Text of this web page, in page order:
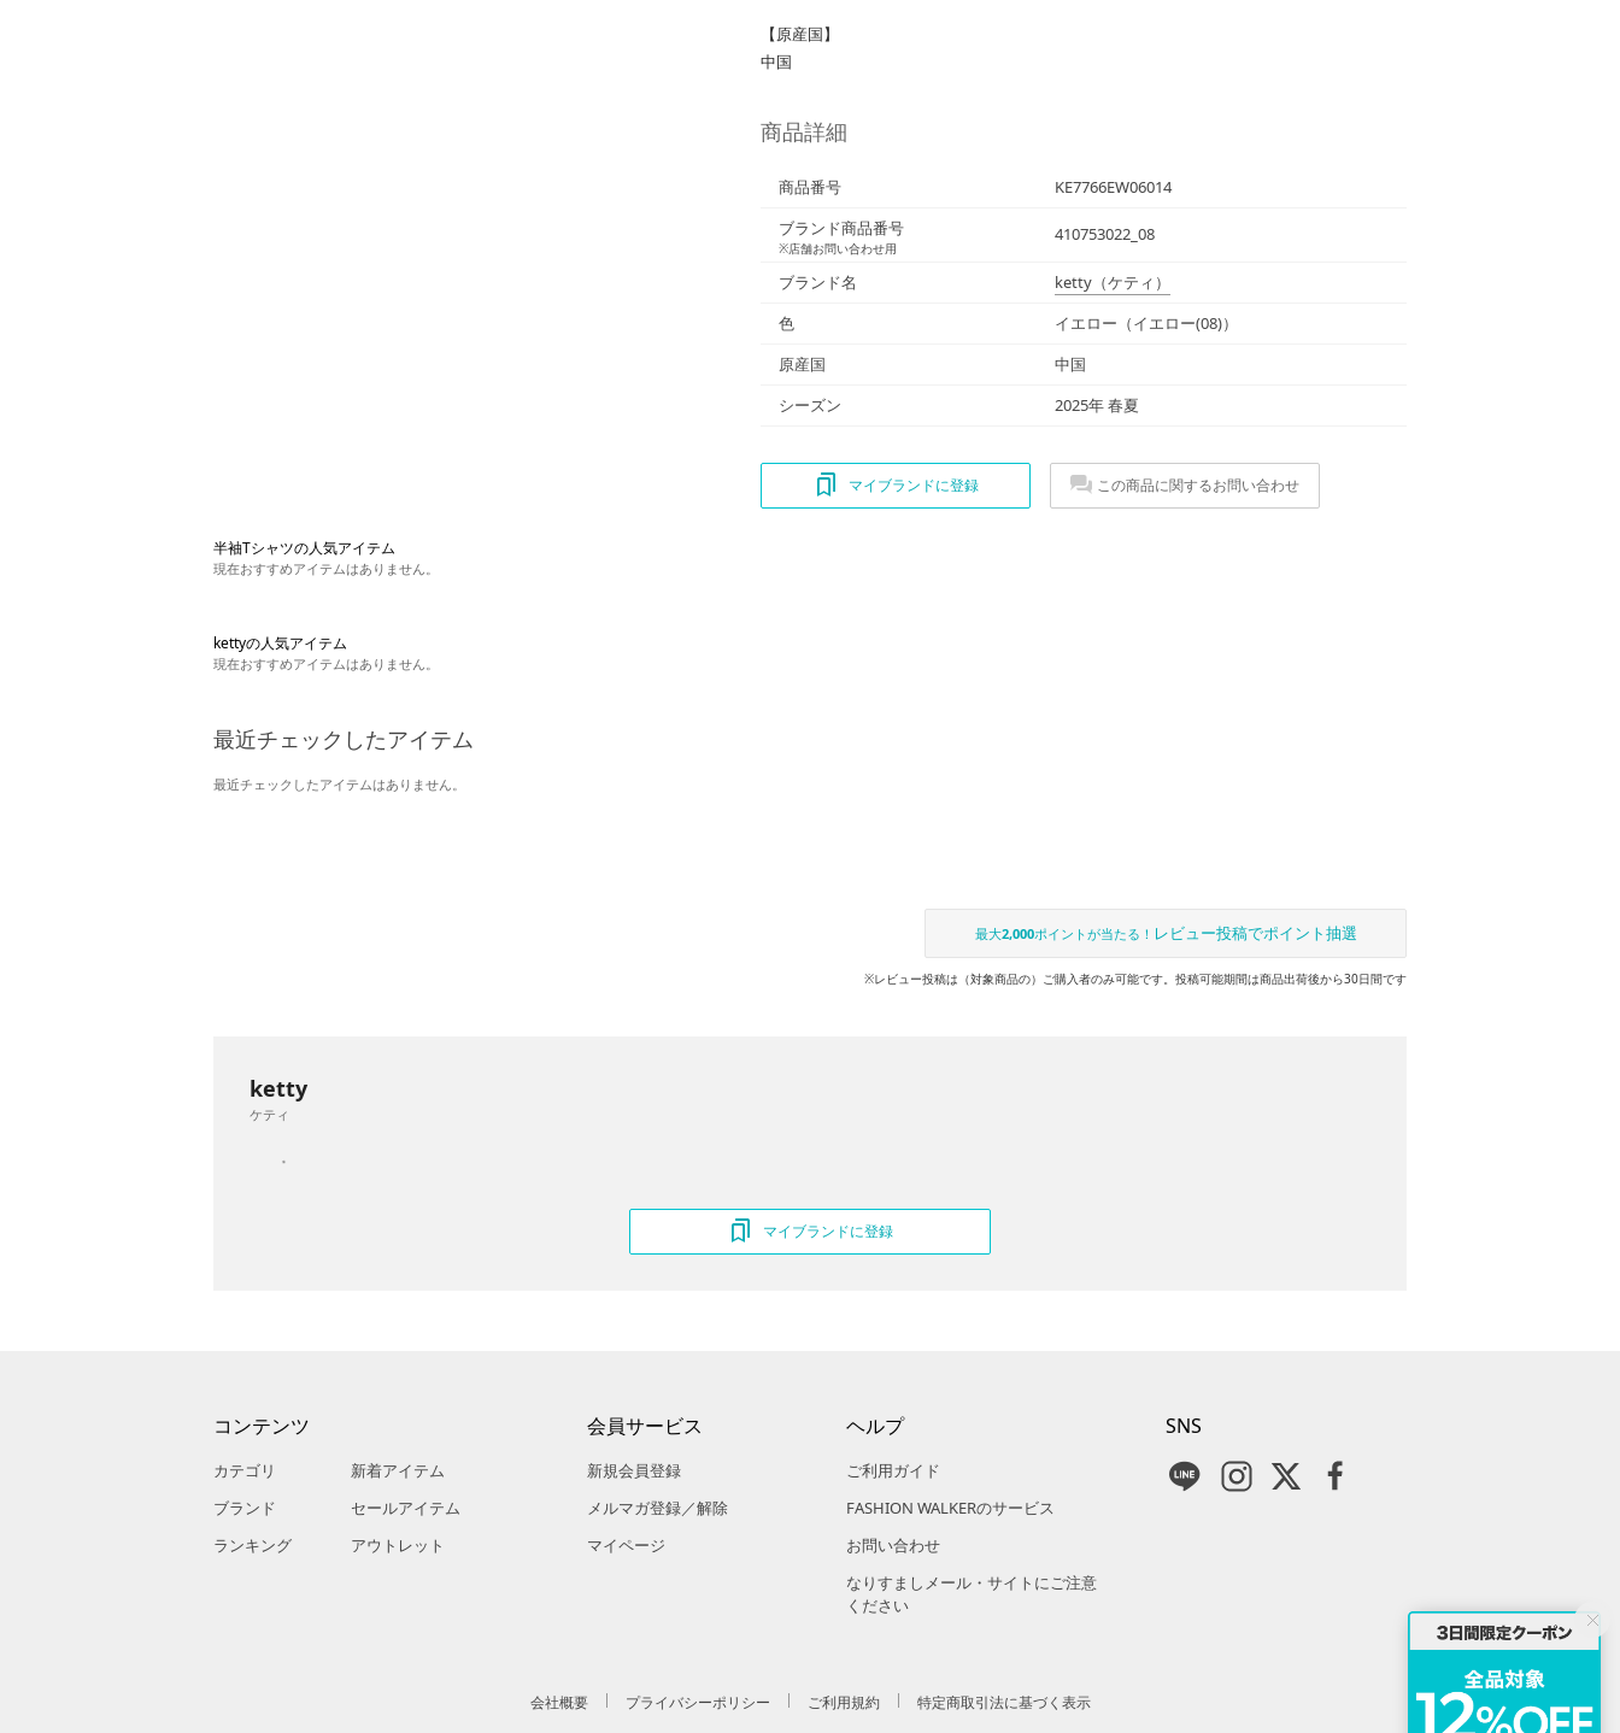
【原産国】
中国
商品詳細
商品番号
KE7766EW06014
ブランド商品番号
※店舗お問い合わせ用
410753022_08
ブランド名 ketty （ケティ）
色
イエロー（イエロー(08)）
原産国
中国
シーズン
2025年 春夏
マイブランドに登録 この商品に関するお問い合わせ
半袖Tシャツの人気アイテム
現在おすすめアイテムはありません。
kettyの人気アイテム
現在おすすめアイテムはありません。
最近チェックしたアイテム
最近チェックしたアイテムはありません。
最大2,000ポイントが当たる！ レビュー投稿でポイント抽選
※レビュー投稿は（対象商品の）ご購入者のみ可能です。投稿可能期間は商品出荷後から30日間です
ketty
ケティ
マイブランドに登録
コンテンツ
カテゴリ
ブランド
ランキング
新着アイテム
セールアイテム
アウトレット
会員サービス
新規会員登録
メルマガ登録／解除
マイページ
ヘルプ
ご利用ガイド
FASHION WALKERのサービス
お問い合わせ
なりすましメール・サイトにご注意
ください
SNS
会社概要 プライバシーポリシー ご利用規約 特定商取引法に基づく表示